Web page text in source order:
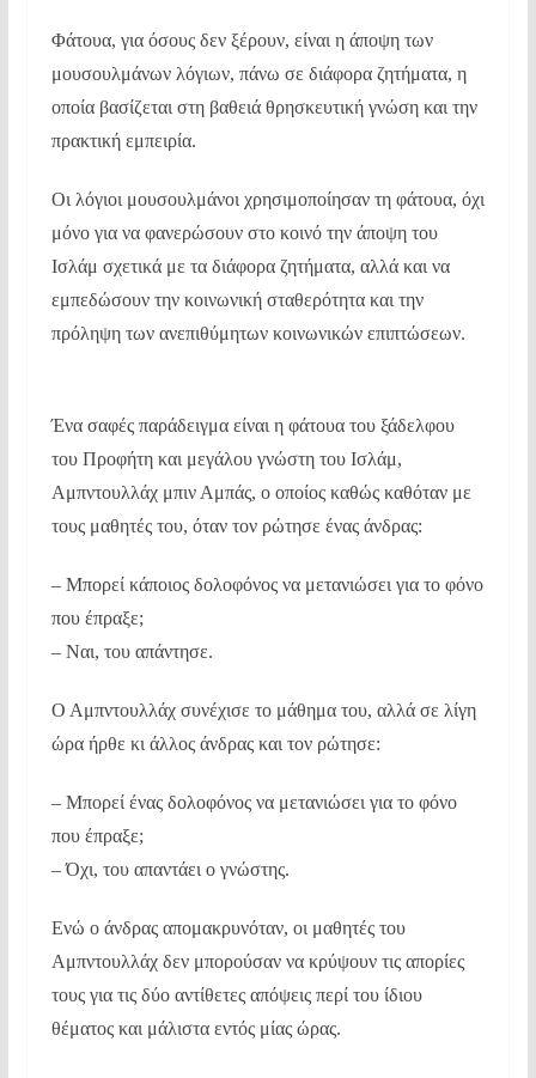
Φάτουα, για όσους δεν ξέρουν, είναι η άποψη των
μουσουλμάνων λόγιων, πάνω σε διάφορα ζητήματα, η
οποία βασίζεται στη βαθειά θρησκευτική γνώση και την
πρακτική εμπειρία.
Οι λόγιοι μουσουλμάνοι χρησιμοποίησαν τη φάτουα, όχι
μόνο για να φανερώσουν στο κοινό την άποψη του
Ισλάμ σχετικά με τα διάφορα ζητήματα, αλλά και να
εμπεδώσουν την κοινωνική σταθερότητα και την
πρόληψη των ανεπιθύμητων κοινωνικών επιπτώσεων.
Ένα σαφές παράδειγμα είναι η φάτουα του ξάδελφου
του Προφήτη και μεγάλου γνώστη του Ισλάμ,
Αμπντουλλάχ μπιν Αμπάς, ο οποίος καθώς καθόταν με
τους μαθητές του, όταν τον ρώτησε ένας άνδρας:
– Μπορεί κάποιος δολοφόνος να μετανιώσει για το φόνο
που έπραξε;
– Ναι, του απάντησε.
Ο Αμπντουλλάχ συνέχισε το μάθημα του, αλλά σε λίγη
ώρα ήρθε κι άλλος άνδρας και τον ρώτησε:
– Μπορεί ένας δολοφόνος να μετανιώσει για το φόνο
που έπραξε;
– Όχι, του απαντάει ο γνώστης.
Ενώ ο άνδρας απομακρυνόταν, οι μαθητές του
Αμπντουλλάχ δεν μπορούσαν να κρύψουν τις απορίες
τους για τις δύο αντίθετες απόψεις περί του ίδιου
θέματος και μάλιστα εντός μίας ώρας.